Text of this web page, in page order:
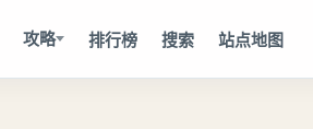
攻略 排行榜 搜索 站点地图